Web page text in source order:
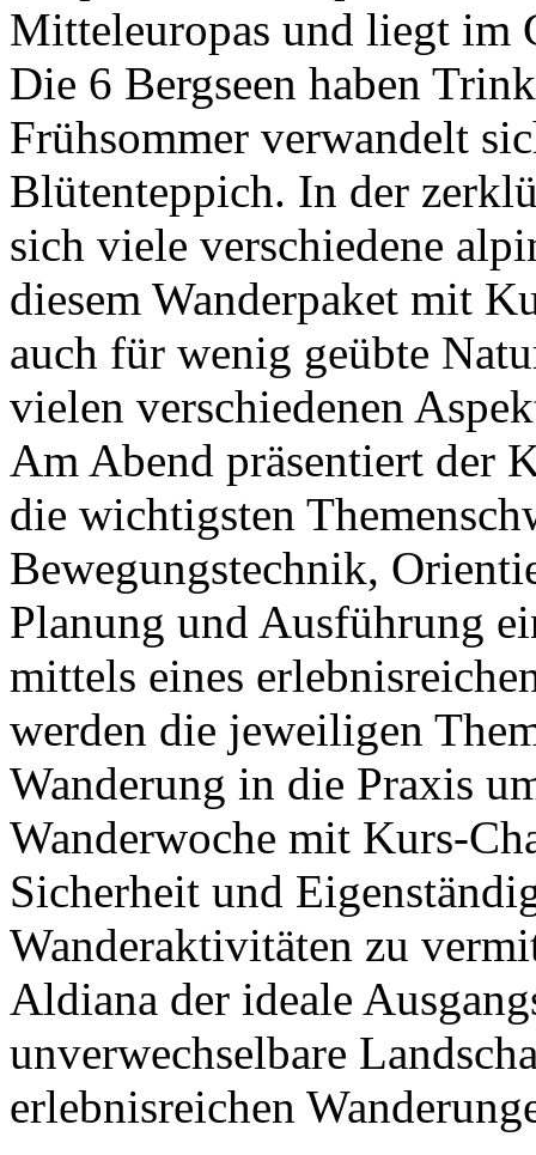
Mitteleuropas und liegt im
Die 6 Bergseen haben
Frühsommer verwandelt
Blütenteppich. In der
sich viele verschiedene
diesem Wanderpaket mit
auch für wenig geübte
vielen verschiedenen
Am Abend präsentiert der
die wichtigsten
Bewegungstechnik,
Planung und Ausführung
mittels eines
werden die jeweiligen
Wanderung in die Praxis
Wanderwoche mit Kurs-
Sicherheit und
Wanderaktivitäten zu
Aldiana der ideale
unverwechselbare
erlebnisreichen